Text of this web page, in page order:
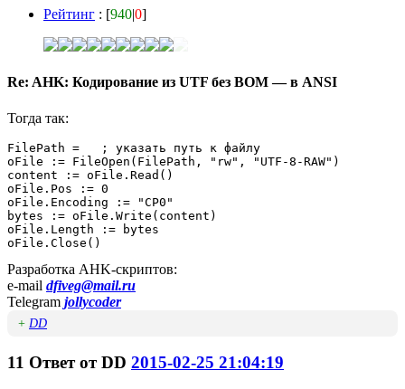
Рейтинг : [940|0]
Re: AHK: Кодирование из UTF без BOM — в ANSI
Тогда так:
FilePath =   ; указать путь к файлу
oFile := FileOpen(FilePath, "rw", "UTF-8-RAW")
content := oFile.Read()
oFile.Pos := 0
oFile.Encoding := "CP0"
bytes := oFile.Write(content)
oFile.Length := bytes
oFile.Close()
Разработка AHK-скриптов:
e-mail dfiveg@mail.ru
Telegram jollycoder
+ DD
11 Ответ отDD 2015-02-25 21:04:19